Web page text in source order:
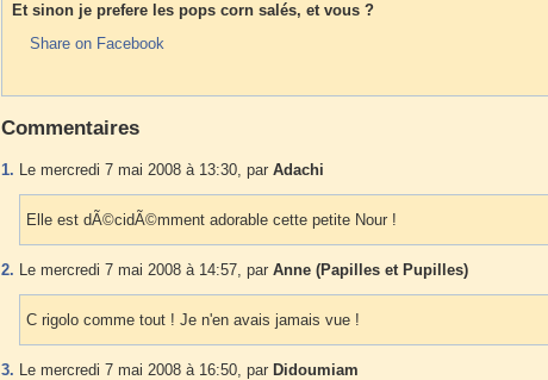
Et sinon je prefere les pops corn salés, et vous ?
Share on Facebook
Commentaires
1. Le mercredi 7 mai 2008 à 13:30, par Adachi
Elle est dÃ©cidÃ©mment adorable cette petite Nour !
2. Le mercredi 7 mai 2008 à 14:57, par Anne (Papilles et Pupilles)
C rigolo comme tout ! Je n'en avais jamais vue !
3. Le mercredi 7 mai 2008 à 16:50, par Didoumiam